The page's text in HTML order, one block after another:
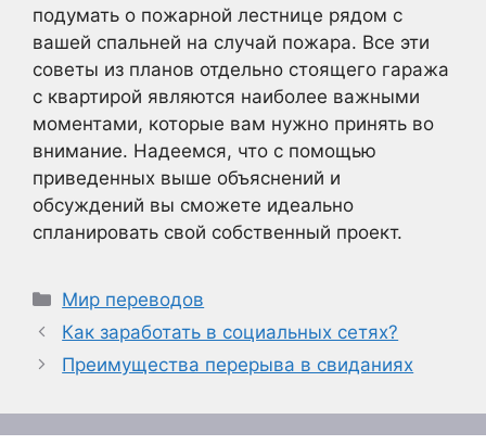
подумать о пожарной лестнице рядом с
вашей спальней на случай пожара. Все эти
советы из планов отдельно стоящего гаража
с квартирой являются наиболее важными
моментами, которые вам нужно принять во
внимание. Надеемся, что с помощью
приведенных выше объяснений и
обсуждений вы сможете идеально
спланировать свой собственный проект.
Рубрики
Мир переводов
Как заработать в социальных сетях?
Преимущества перерыва в свиданиях